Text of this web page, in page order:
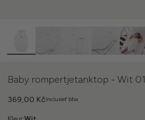
Baby rompertjetanktop - Wit 01
Inclusief btw
369,00 Kč